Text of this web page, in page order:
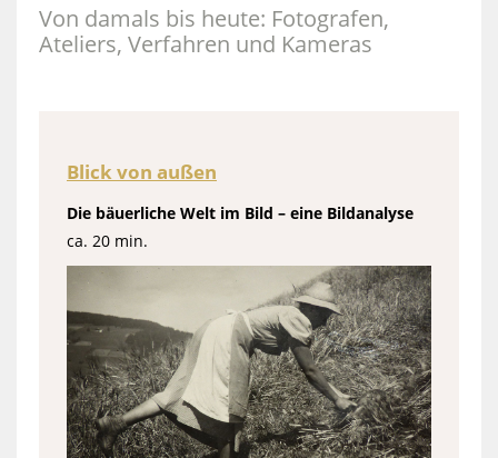
Von damals bis heute: Fotografen,
Ateliers, Verfahren und Kameras
Blick von außen
Die bäuerliche Welt im Bild – eine Bildanalyse
ca. 20 min.